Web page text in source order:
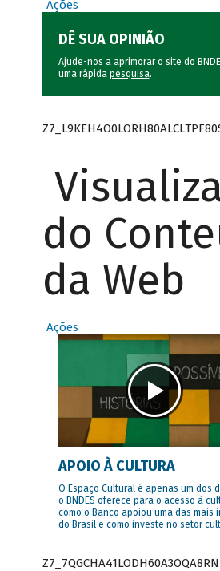
Ações
DÊ SUA OPINIÃO
Ajude-nos a aprimorar o site do
uma rápida pesquisa.
do
da Web
Ações
APOIO À CULTURA
O Espaço Cultural é apenas um dos
o BNDES oferece para o acesso à
como o Banco apoiou uma das mais
do Brasil e como investe no setor